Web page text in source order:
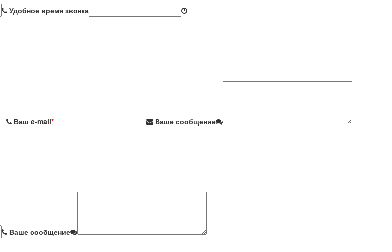
Удобное время звонка
Ваш e-mail*
Ваше сообщение
Ваше сообщение